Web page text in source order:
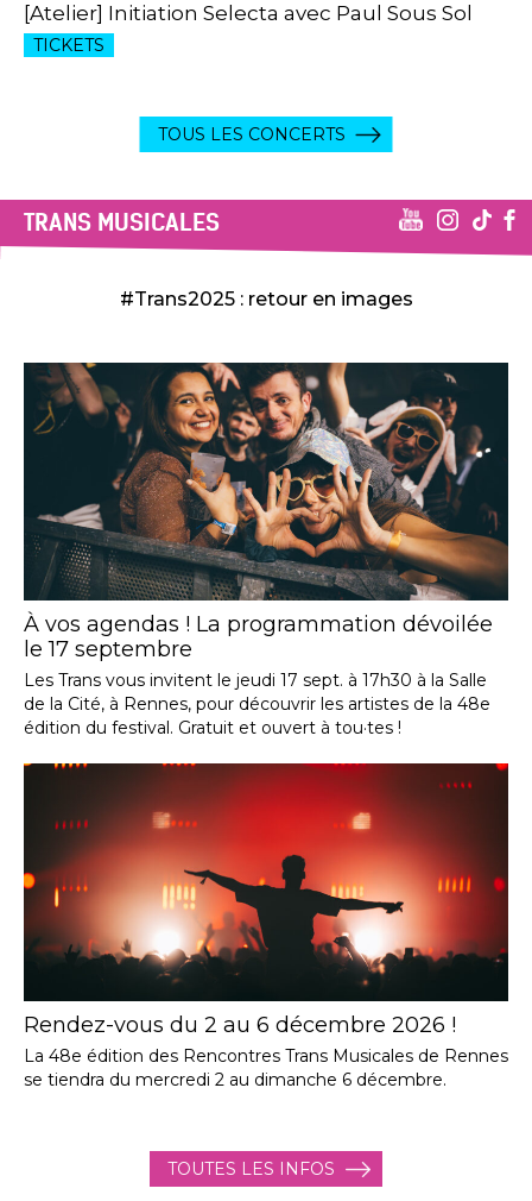
[Atelier] Initiation Selecta avec Paul Sous Sol
TICKETS
TOUS LES CONCERTS
TRANS MUSICALES
#Trans2025 : retour en images
À vos agendas ! La programmation dévoilée
le 17 septembre
Les Trans vous invitent le jeudi 17 sept. à 17h30 à la Salle
de la Cité, à Rennes, pour découvrir les artistes de la 48e
édition du festival. Gratuit et ouvert à tou·tes !
Rendez-vous du 2 au 6 décembre 2026 !
La 48e édition des Rencontres Trans Musicales de Rennes
se tiendra du mercredi 2 au dimanche 6 décembre.
TOUTES LES INFOS